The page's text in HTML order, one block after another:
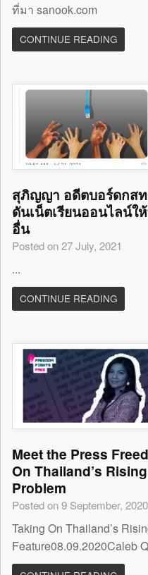
ที่มา sanook.com
CONTINUE READING
สุภิญญา อดีตบอร์ดกสท
ดันเน็ตเรียนออนไลน์ใ
อื่น
Posted on 27 July, 2021
...
CONTINUE READING
Meet the Press
On Thailand’s
Problem
Posted on 9 September, 2020
Taking On Thailand’s
Feature08.09.2020Caleb